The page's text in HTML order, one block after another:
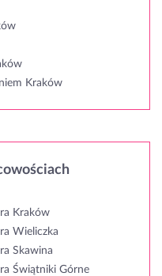
Kraków
Kraków
Wieliczka
Skawina
Świątniki Górne